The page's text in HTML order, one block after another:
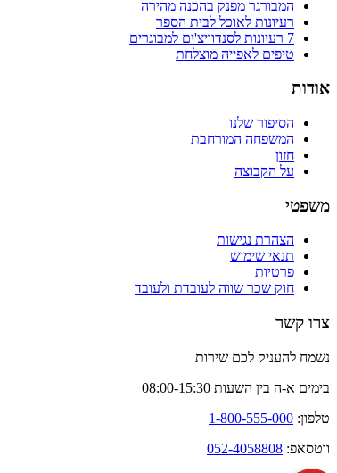
המבורגר מפנק בהכנה מהירה
רעיונות לאוכל לבית הספר
7 רעיונות לסנדוויצ'ים למבוגרים
טיפים לאפייה מוצלחת
אודות
הסיפור שלנו
המשפחה המורחבת
חזון
על הקבוצה
משפטי
הצהרת נגישות
תנאי שימוש
פרטיות
חוק שכר שווה לעובדת ולעובד
צרו קשר
נשמח להעניק לכם שירות
בימים א-ה בין השעות 08:00-15:30
טלפון: 1-800-555-000
ווטסאפ: 052-4058808